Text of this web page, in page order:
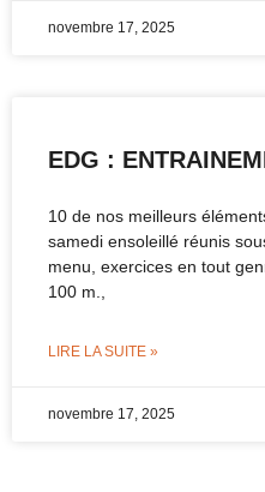
novembre 17, 2025
EDG :
10 de nos meilleurs
samedi ensoleillé réunis
menu, exercices en tout
100 m.,
LIRE LA SUITE »
novembre 17, 2025